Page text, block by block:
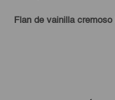
Flan de vainilla